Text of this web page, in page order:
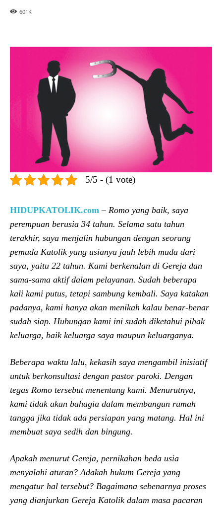
601 K
5/5 - (1 vote)
HIDUPKATOLIK.com – Romo yang baik, saya
perempuan berusia 34 tahun. Selama satu tahun
terakhir, saya menjalin hubungan dengan seorang
pemuda Katolik yang usianya jauh lebih muda dari
saya, yaitu 22 tahun. Kami berkenalan di Gereja dan
sama-sama aktif dalam pelayanan. Sudah beberapa
kali kami putus, tetapi sambung kembali. Saya katakan
padanya, kami hanya akan menikah kalau benar-benar
sudah siap. Hubungan kami ini sudah diketahui pihak
keluarga, baik keluarga saya maupun keluarganya.
Beberapa waktu lalu, kekasih saya mengambil inisiatif
untuk berkonsultasi dengan pastor paroki. Dengan
tegas Romo tersebut menentang kami. Menurutnya,
kami tidak akan bahagia dalam membangun rumah
tangga jika tidak ada persiapan yang matang. Hal ini
membuat saya sedih dan bingung.
Apakah menurut Gereja, pernikahan beda usia
menyalahi aturan? Adakah hukum Gereja yang
mengatur hal tersebut? Bagaimana sebenarnya proses
yang dianjurkan Gereja Katolik dalam masa pacaran